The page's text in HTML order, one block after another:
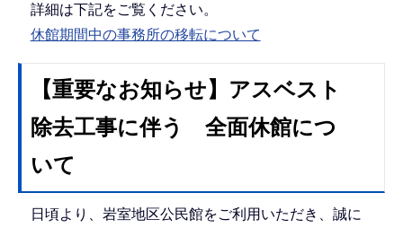
詳細は下記をご覧ください。
休館期間中の事務所の移転について
【重要なお知らせ】アスベスト
除去工事に伴う 全面休館につ
いて
日頃より、岩室地区公民館をご利用いただき、誠に